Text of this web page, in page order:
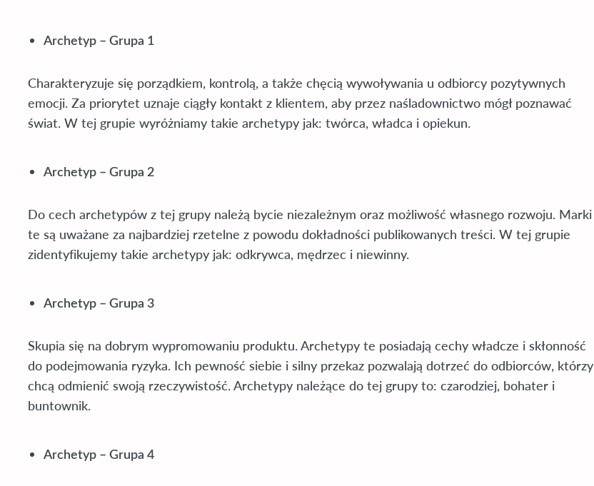
Archetyp – Grupa 1
Charakteryzuje się porządkiem, kontrolą, a także chęcią wywoływania u odbiorcy pozytywnych
emocji. Za priorytet uznaje ciągły kontakt z klientem, aby przez naśladownictwo mógł poznawać
świat. W tej grupie wyróżniamy takie archetypy jak: twórca, władca i opiekun.
Archetyp – Grupa 2
Do cech archetypów z tej grupy należą bycie niezależnym oraz możliwość własnego rozwoju. Marki
te są uważane za najbardziej rzetelne z powodu dokładności publikowanych treści. W tej grupie
zidentyfikujemy takie archetypy jak: odkrywca, mędrzec i niewinny.
Archetyp – Grupa 3
Skupia się na dobrym wypromowaniu produktu. Archetypy te posiadają cechy władcze i skłonność
do podejmowania ryzyka. Ich pewność siebie i silny przekaz pozwalają dotrzeć do odbiorców, którzy
chcą odmienić swoją rzeczywistość. Archetypy należące do tej grupy to: czarodziej, bohater i
buntownik.
Archetyp – Grupa 4